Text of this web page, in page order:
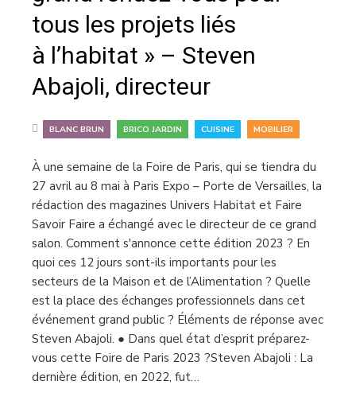
tous les projets liés
à l’habitat » – Steven
Abajoli, directeur
BLANC BRUN BRICO JARDIN CUISINE MOBILIER
À une semaine de la Foire de Paris, qui se tiendra du
27 avril au 8 mai à Paris Expo – Porte de Versailles, la
rédaction des magazines Univers Habitat et Faire
Savoir Faire a échangé avec le directeur de ce grand
salon. Comment s'annonce cette édition 2023 ? En
quoi ces 12 jours sont-ils importants pour les
secteurs de la Maison et de l’Alimentation ? Quelle
est la place des échanges professionnels dans cet
événement grand public ? Éléments de réponse avec
Steven Abajoli. ● Dans quel état d’esprit préparez-
vous cette Foire de Paris 2023 ?Steven Abajoli : La
dernière édition, en 2022, fut…